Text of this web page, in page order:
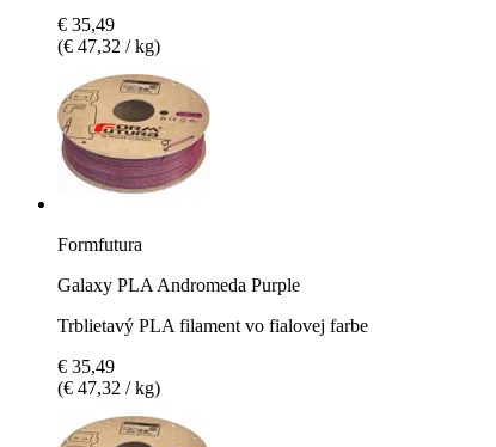
€ 35,49
(€ 47,32 / kg)
Formfutura
Galaxy PLA Andromeda Purple
Trblietavý PLA filament vo fialovej farbe
€ 35,49
(€ 47,32 / kg)